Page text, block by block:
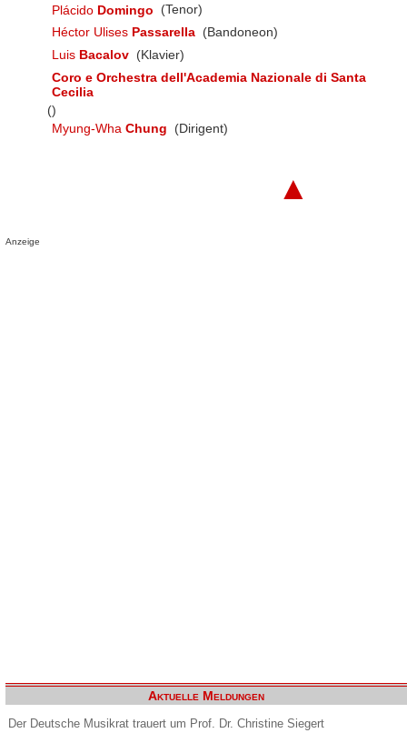
Plácido Domingo
(Tenor)
Héctor Ulises Passarella (Bandoneon)
Luis Bacalov (Klavier)
Coro e Orchestra dell'Academia Nazionale di Santa
Cecilia
()
Myung-Wha Chung (Dirigent)
▲
Anzeige
Aktuelle Meldungen
Der Deutsche Musikrat trauert um Prof. Dr. Christine Siegert